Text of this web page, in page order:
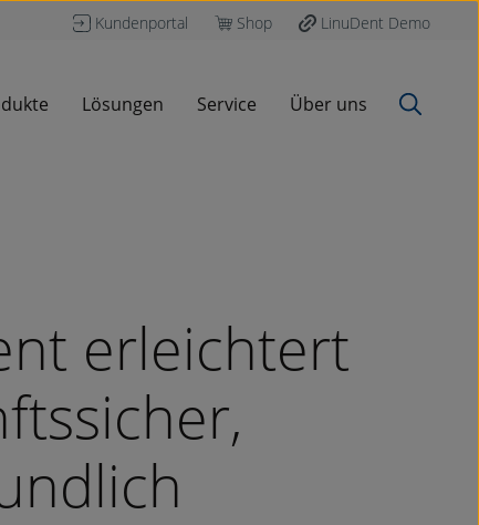
Kundenportal Shop LinuDent Demo
Lösungen Service Über uns
erleichtert